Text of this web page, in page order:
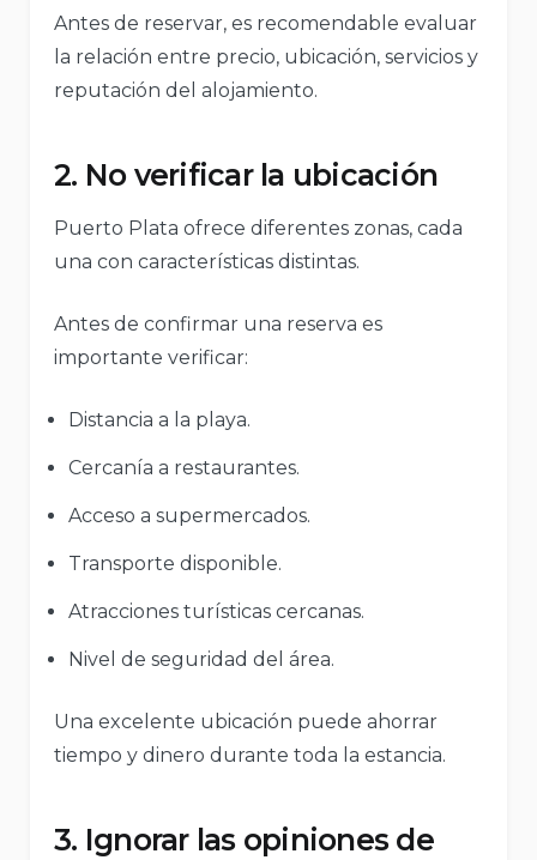
Antes de reservar, es recomendable evaluar
la relación entre precio, ubicación, servicios y
reputación del alojamiento.
2. No verificar la ubicación
Puerto Plata ofrece diferentes zonas, cada
una con características distintas.
Antes de confirmar una reserva es
importante verificar:
Distancia a la playa.
Cercanía a restaurantes.
Acceso a supermercados.
Transporte disponible.
Atracciones turísticas cercanas.
Nivel de seguridad del área.
Una excelente ubicación puede ahorrar
tiempo y dinero durante toda la estancia.
3. Ignorar las opiniones de